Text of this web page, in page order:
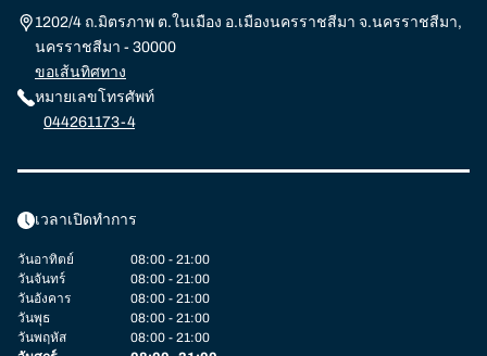
1202/4 ถ.มิตรภาพ ต.ในเมือง อ.เมืองนครราชสีมา จ.นครราชสีมา,
นครราชสีมา - 30000
ขอเส้นทิศทาง
หมายเลขโทรศัพท์
044261173-4
เวลาเปิดทำการ
วันอาทิตย์
08:00 - 21:00
วันจันทร์
08:00 - 21:00
วันอังคาร
08:00 - 21:00
วันพุธ
08:00 - 21:00
วันพฤหัส
08:00 - 21:00